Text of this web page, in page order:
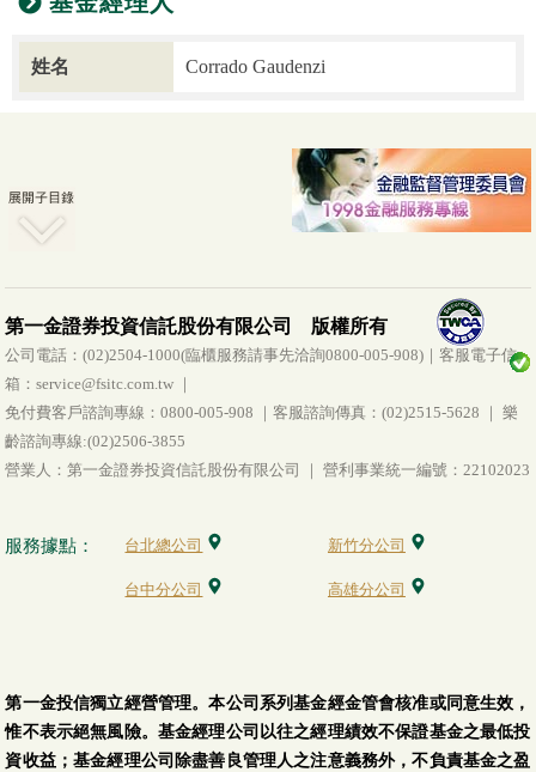
姓名 Corrado Gaudenzi
第一金證券投資信託股份有限公司 版權所有
公司電話：(02)2504-1000(臨櫃服務請事先洽詢0800-005-908)｜客服電子信
箱：service@fsitc.com.tw ｜
免付費客戶諮詢專線：0800-005-908 ｜客服諮詢傳真：(02)2515-5628 ｜ 樂
齡諮詢專線:(02)2506-3855
營業人：第一金證券投資信託股份有限公司 ｜ 營利事業統一編號：22102023
服務據點： 台北總公司 新竹分公司
台中分公司 高雄分公司
第一金投信獨立經營管理。本公司系列基金經金管會核准或同意生效，
惟不表示絕無風險。基金經理公司以往之經理績效不保證基金之最低投
資收益；基金經理公司除盡善良管理人之注意義務外，不負責基金之盈